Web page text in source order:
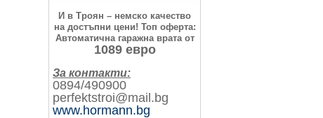
И в Троян – немско качество
на достъпни цени! Топ оферта:
Автоматична гаражна врата от
1089 евро
За контакти:
0894/490900
perfektstroi@mail.bg
www.hormann.bg